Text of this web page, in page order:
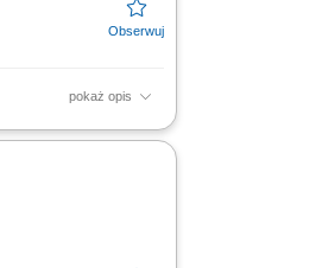
pokaż opis